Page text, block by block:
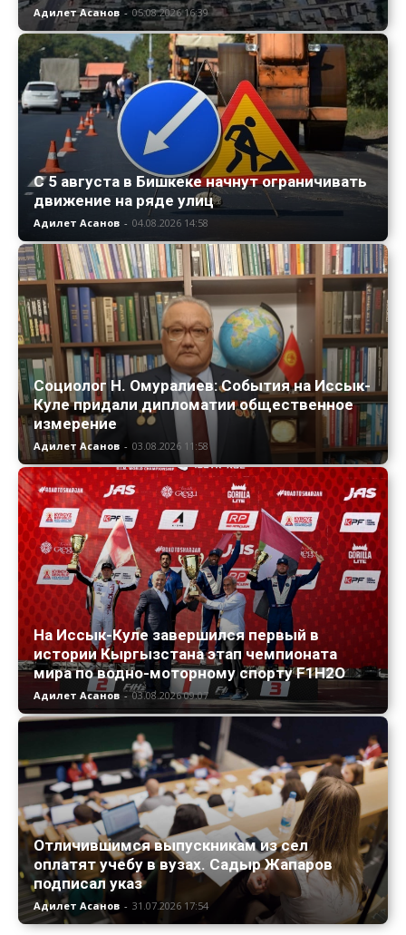
Адилет Асанов - 05.08.2026 16:39
С 5 августа в Бишкеке начнут ограничивать
движение на ряде улиц
Адилет Асанов - 04.08.2026 14:58
Социолог Н. Омуралиев: События на Иссык-
Куле придали дипломатии общественное
измерение
Адилет Асанов - 03.08.2026 11:58
На Иссык-Куле завершился первый в
истории Кыргызстана этап чемпионата
мира по водно-моторному спорту F1H2O
Адилет Асанов - 03.08.2026 09:07
Отличившимся выпускникам из сел
оплатят учебу в вузах. Садыр Жапаров
подписал указ
Адилет Асанов - 31.07.2026 17:54